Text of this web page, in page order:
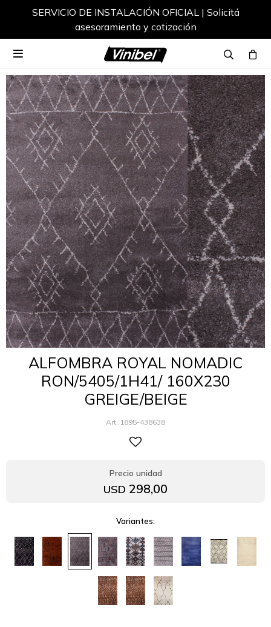
SERVICIO DE INSTALACIÓN OFICIAL | Solicitá
asesoramiento y cotización

ALFOMBRA ROYAL NOMADIC
RON/5405/1H41/ 160X230
GREIGE/BEIGE
1895-438638
USD 298,00
Variantes: